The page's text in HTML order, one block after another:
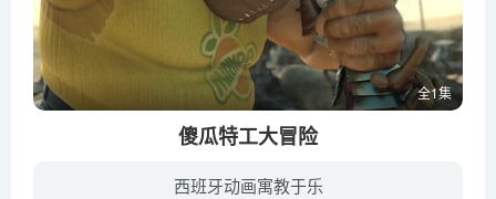
全1集
傻瓜特工大冒险
西班牙动画寓教于乐